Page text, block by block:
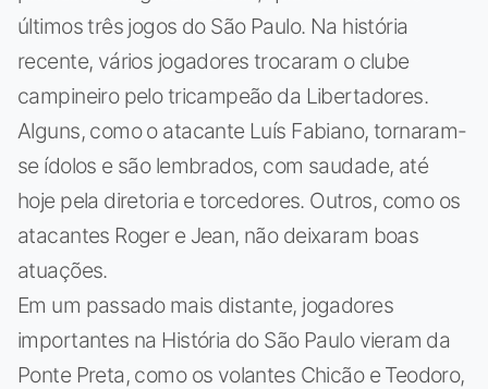
últimos três jogos do São Paulo. Na história
recente, vários jogadores trocaram o clube
campineiro pelo tricampeão da Libertadores.
Alguns, como o atacante Luís Fabiano, tornaram-
se ídolos e são lembrados, com saudade, até
hoje pela diretoria e torcedores. Outros, como os
atacantes Roger e Jean, não deixaram boas
atuações.
Em um passado mais distante, jogadores
importantes na História do São Paulo vieram da
Ponte Preta, como os volantes Chicão e Teodoro,